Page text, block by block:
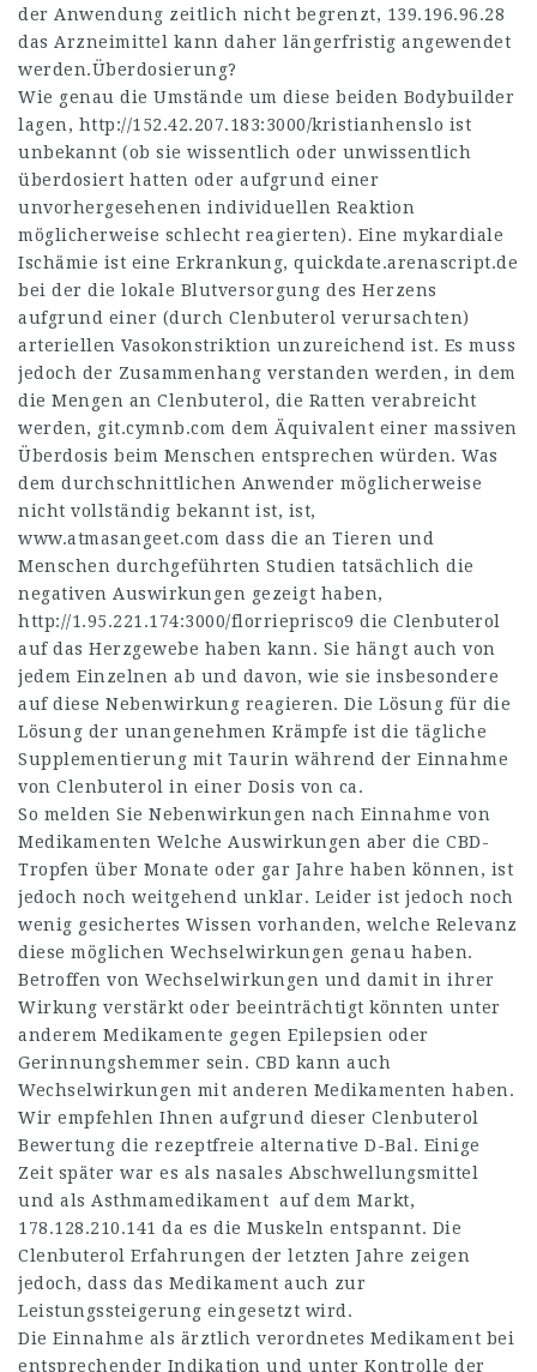
der Anwendung zeitlich nicht begrenzt, 139.196.96.28
das Arzneimittel kann daher längerfristig angewendet
werden.Überdosierung?
Wie genau die Umstände um diese beiden Bodybuilder
lagen, http://152.42.207.183:3000/kristianhenslo ist
unbekannt (ob sie wissentlich oder unwissentlich
überdosiert hatten oder aufgrund einer
unvorhergesehenen individuellen Reaktion
möglicherweise schlecht reagierten). Eine mykardiale
Ischämie ist eine Erkrankung, quickdate.arenascript.de
bei der die lokale Blutversorgung des Herzens
aufgrund einer (durch Clenbuterol verursachten)
arteriellen Vasokonstriktion unzureichend ist. Es muss
jedoch der Zusammenhang verstanden werden, in dem
die Mengen an Clenbuterol, die Ratten verabreicht
werden, git.cymnb.com dem Äquivalent einer massiven
Überdosis beim Menschen entsprechen würden. Was
dem durchschnittlichen Anwender möglicherweise
nicht vollständig bekannt ist, ist,
www.atmasangeet.com dass die an Tieren und
Menschen durchgeführten Studien tatsächlich die
negativen Auswirkungen gezeigt haben,
http://1.95.221.174:3000/florrieprisco9 die Clenbuterol
auf das Herzgewebe haben kann. Sie hängt auch von
jedem Einzelnen ab und davon, wie sie insbesondere
auf diese Nebenwirkung reagieren. Die Lösung für die
Lösung der unangenehmen Krämpfe ist die tägliche
Supplementierung mit Taurin während der Einnahme
von Clenbuterol in einer Dosis von ca.
So melden Sie Nebenwirkungen nach Einnahme von
Medikamenten Welche Auswirkungen aber die CBD-
Tropfen über Monate oder gar Jahre haben können, ist
jedoch noch weitgehend unklar. Leider ist jedoch noch
wenig gesichertes Wissen vorhanden, welche Relevanz
diese möglichen Wechselwirkungen genau haben.
Betroffen von Wechselwirkungen und damit in ihrer
Wirkung verstärkt oder beeinträchtigt könnten unter
anderem Medikamente gegen Epilepsien oder
Gerinnungshemmer sein. CBD kann auch
Wechselwirkungen mit anderen Medikamenten haben.
Wir empfehlen Ihnen aufgrund dieser Clenbuterol
Bewertung die rezeptfreie alternative D-Bal. Einige
Zeit später war es als nasales Abschwellungsmittel
und als Asthmamedikament auf dem Markt,
178.128.210.141 da es die Muskeln entspannt. Die
Clenbuterol Erfahrungen der letzten Jahre zeigen
jedoch, dass das Medikament auch zur
Leistungssteigerung eingesetzt wird.
Die Einnahme als ärztlich verordnetes Medikament bei
entsprechender Indikation und unter Kontrolle der